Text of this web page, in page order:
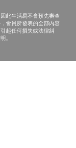
此生活易不會預先審查
會員所發表的全部內容
起任何損失或法律糾
。